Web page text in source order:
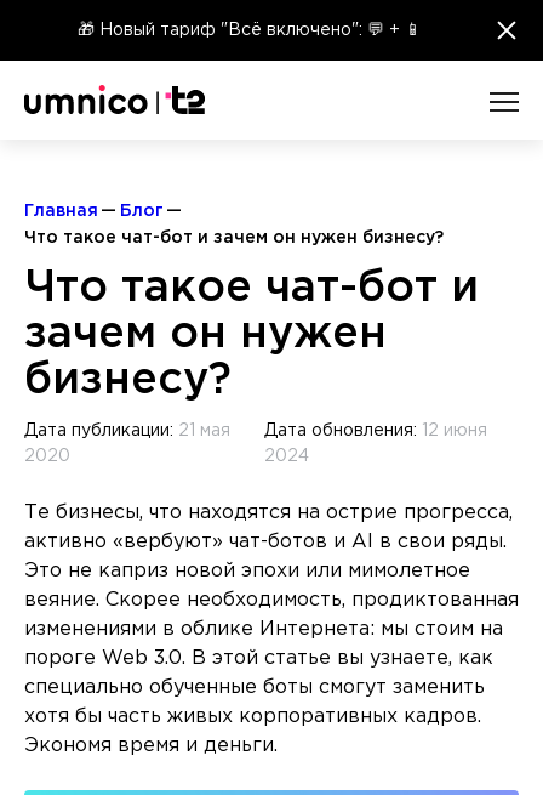
🎁 Новый тариф "Всё включено": 💬 + 📱 ×
Главная
Блог
Что такое чат-бот и зачем он нужен бизнесу?
Что такое чат-бот и
зачем он нужен
бизнесу?
Дата публикации: 21 мая
2020
Дата обновления:
12 июня
2024
Те бизнесы, что находятся на острие прогресса,
активно «вербуют» чат-ботов и AI в свои ряды.
Это не каприз новой эпохи или мимолетное
веяние. Скорее необходимость, продиктованная
изменениями в облике Интернета: мы стоим на
пороге Web 3.0. В этой статье вы узнаете, как
специально обученные боты смогут заменить
хотя бы часть живых корпоративных кадров.
Экономя время и деньги.